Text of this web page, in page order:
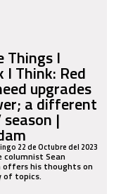
Things I
I Think: Red
upgrades
a different
season |
22 de Octubre del 2023
columnist Sean
offers his thoughts on
of topics.